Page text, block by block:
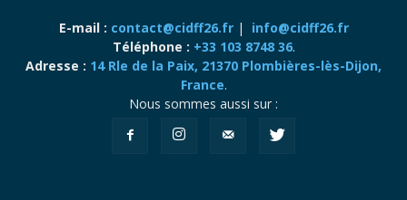
E-mail : contact@cidff26.fr| info@cidff26.fr
Téléphone : +33 103 8748 36.
Adresse : 14 Rle de la Paix, 21370 Plombières-lès-Dijon,
France.
Nous sommes aussi sur :